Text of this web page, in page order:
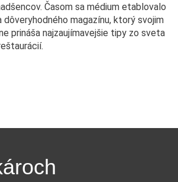
Časom sa médium etablovalo
dôveryhodného magazínu, ktorý svojim
prináša najzaujímavejšie tipy zo sveta